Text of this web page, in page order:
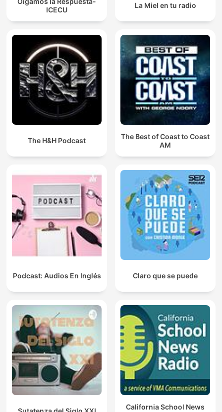
ICECU
La Miel en tu radio
The H&H Podcast
The Best of Coast to Coast
AM
Podcast: Audios En Inglés Claro que se puede
California School News